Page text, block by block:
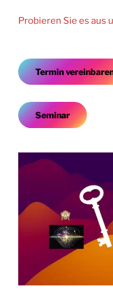
Probieren Sie es aus
Termin
Seminar